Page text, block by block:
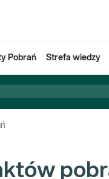
Pobrań Strefa wiedzy